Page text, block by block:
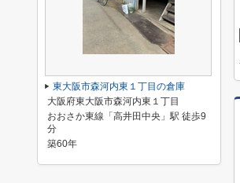
東大阪市森河内東１丁目の倉庫
大阪府東大阪市森河内東１丁目
おおさか東線「高井田中央」駅 徒歩9
分
築60年